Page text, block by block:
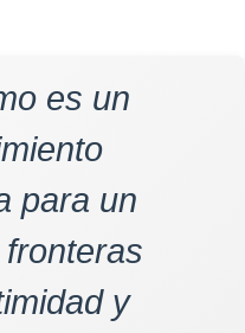
es un
para un
y